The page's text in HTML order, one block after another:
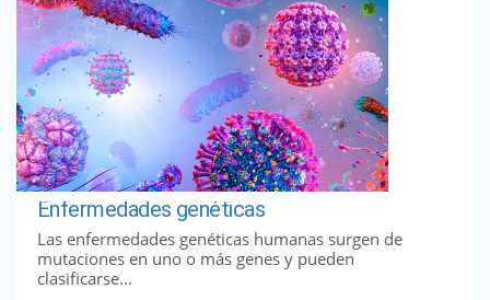
Enfermedades genéticas
Las enfermedades genéticas humanas surgen de
mutaciones en uno o más genes y pueden
clasificarse...